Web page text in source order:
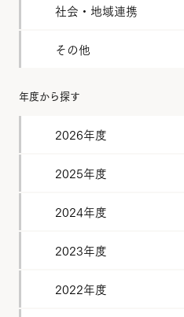
社会・地域連携
その他
年度から探す
2026年度
2025年度
2024年度
2023年度
2022年度